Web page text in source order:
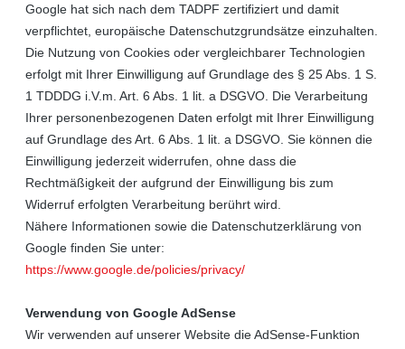
Google hat sich nach dem TADPF zertifiziert und damit
verpflichtet, europäische Datenschutzgrundsätze einzuhalten.
Die Nutzung von Cookies oder vergleichbarer Technologien
erfolgt mit Ihrer Einwilligung auf Grundlage des § 25 Abs. 1 S.
1 TDDDG i.V.m. Art. 6 Abs. 1 lit. a DSGVO. Die Verarbeitung
Ihrer personenbezogenen Daten erfolgt mit Ihrer Einwilligung
auf Grundlage des Art. 6 Abs. 1 lit. a DSGVO. Sie können die
Einwilligung jederzeit widerrufen, ohne dass die
Rechtmäßigkeit der aufgrund der Einwilligung bis zum
Widerruf erfolgten Verarbeitung berührt wird.
Nähere Informationen sowie die Datenschutzerklärung von
Google finden Sie unter:
https://www.google.de/policies/privacy/
Verwendung von Google AdSense
Wir verwenden auf unserer Website die AdSense-Funktion